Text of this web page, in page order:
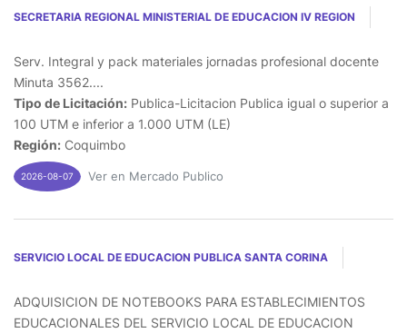
SECRETARIA REGIONAL MINISTERIAL DE EDUCACION IV REGION
Serv. Integral y pack materiales jornadas profesional docente
Minuta 3562....
Tipo de Licitación: Publica-Licitacion Publica igual o superior a
100 UTM e inferior a 1.000 UTM (LE)
Región: Coquimbo
2026-08-07 Ver en Mercado Publico
SERVICIO LOCAL DE EDUCACION PUBLICA SANTA CORINA
ADQUISICION DE NOTEBOOKS PARA ESTABLECIMIENTOS
EDUCACIONALES DEL SERVICIO LOCAL DE EDUCACION